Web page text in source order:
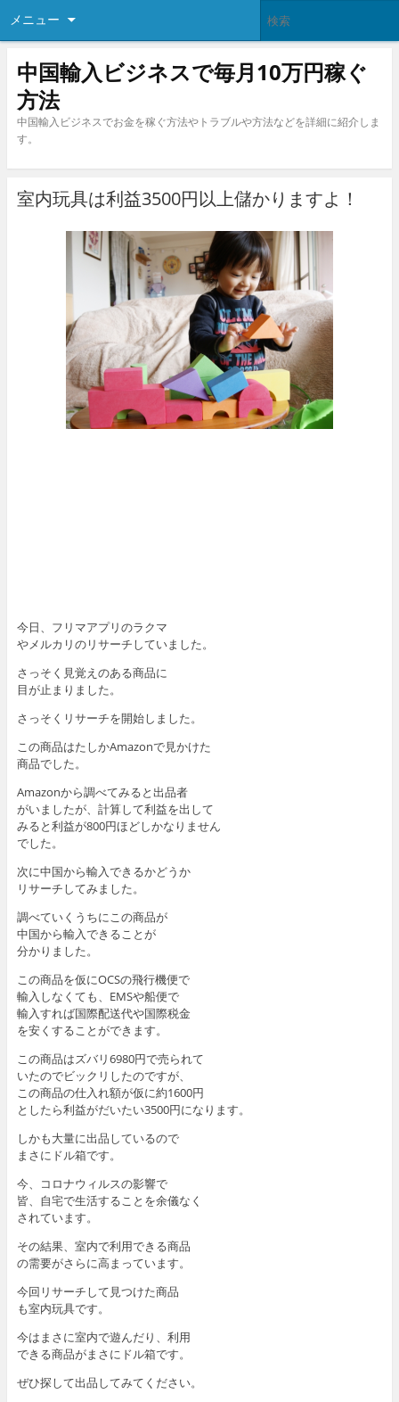
メニュー
中国輸入ビジネスで毎月10万円稼ぐ
方法
中国輸入ビジネスでお金を稼ぐ方法やトラブルや方法などを詳細に紹介しま
す。
室内玩具は利益3500円以上儲かりますよ！
今日、フリマアプリのラクマ
やメルカリのリサーチしていました。
さっそく見覚えのある商品に
目が止まりました。
さっそくリサーチを開始しました。
この商品はたしかAmazonで見かけた
商品でした。
Amazonから調べてみると出品者
がいましたが、計算して利益を出して
みると利益が800円ほどしかなりません
でした。
次に中国から輸入できるかどうか
リサーチしてみました。
調べていくうちにこの商品が
中国から輸入できることが
分かりました。
この商品を仮にOCSの飛行機便で
輸入しなくても、EMSや船便で
輸入すれば国際配送代や国際税金
を安くすることができます。
この商品はズバリ6980円で売られて
いたのでビックリしたのですが、
この商品の仕入れ額が仮に約1600円
としたら利益がだいたい3500円になります。
しかも大量に出品しているので
まさにドル箱です。
今、コロナウィルスの影響で
皆、自宅で生活することを余儀なく
されています。
その結果、室内で利用できる商品
の需要がさらに高まっています。
今回リサーチして見つけた商品
も室内玩具です。
今はまさに室内で遊んだり、利用
できる商品がまさにドル箱です。
ぜひ探して出品してみてください。